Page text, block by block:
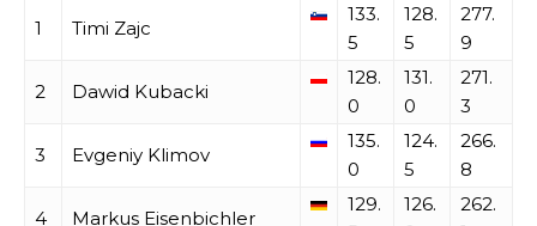
1 Timi Zajc
133.
5
128.
5
277.
9
2 Dawid Kubacki
128.
0
131.
0
271.
3
3 Evgeniy Klimov
135.
0
124.
5
266.
8
4 Markus Eisenbichler
129.
126.
262.